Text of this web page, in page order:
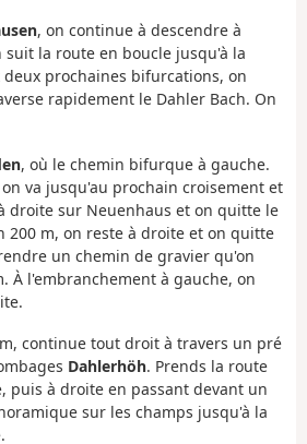
, on continue à descendre à
la route en boucle jusqu'à la
prochaines bifurcations, on
rapidement le Dahler Bach. On
, où le chemin bifurque à gauche.
va jusqu'au prochain croisement et
droite sur Neuenhaus et on quitte le
200 m, on reste à droite et on quitte
un chemin de gravier qu'on
À l'embranchement à gauche, on
continue tout droit à travers un pré
Dahlerhöh. Prends la route
puis à droite en passant devant un
sur les champs jusqu'à la